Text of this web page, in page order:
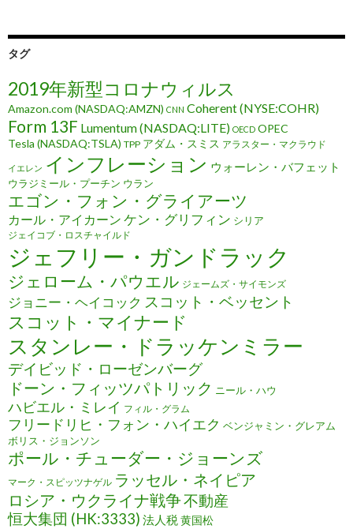
タグ
2019年新型コロナウィルス
Amazon.com (NASDAQ:AMZN) CNN Coherent (NYSE:COHR)
Form 13F Lumentum (NASDAQ:LITE) OECD OPEC
Tesla (NASDAQ:TSLA) TPP アダム・スミス アラスター・マクラウド
イエレン インフレーション ウォーレン・バフェット
ウラジミール・プーチン ウラン
エゴン・フォン・グライアーツ
カール・アイカーン ケン・グリフィン シリア
ジェイコブ・ロスチャイルド
ジェフリー・ガンドラック
ジェローム・パウエル ジェームズ・サイモンズ
ジョニー・ヘイコック スコット・ベッセント
スコット・マイナード
スタンレー・ドラッケンミラー
デイビッド・ローゼンバーグ
ドーン・フィッツパトリック ニール・ハウ
ハビエル・ミレイ フィル・グラム
フリードリヒ・フォン・ハイエク ベンジャミン・グレアム
ボリス・ジョンソン
ポール・チューダー・ジョーンズ
マーク・スピッツナゲル ラッセル・ネイピア
ロシア・ウクライナ戦争不動産
恒大集団 (HK:3333) 法人税黄国松